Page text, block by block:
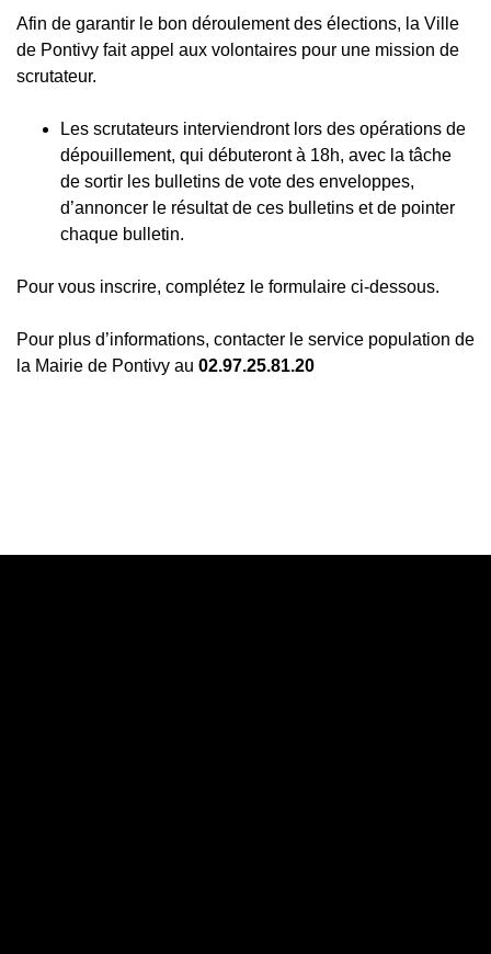
Afin de garantir le bon déroulement des élections, la Ville
de Pontivy fait appel aux volontaires pour une mission de
scrutateur.
Les scrutateurs interviendront lors des opérations de
dépouillement, qui débuteront à 18h, avec la tâche
de sortir les bulletins de vote des enveloppes,
d’annoncer le résultat de ces bulletins et de pointer
chaque bulletin.
Pour vous inscrire, complétez le formulaire ci-dessous.
Pour plus d’informations, contacter le service population de
la Mairie de Pontivy au 02.97.25.81.20